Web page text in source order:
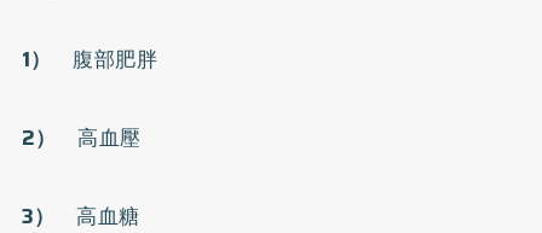
1） 腹部肥胖
2） 高血壓
3） 高血糖